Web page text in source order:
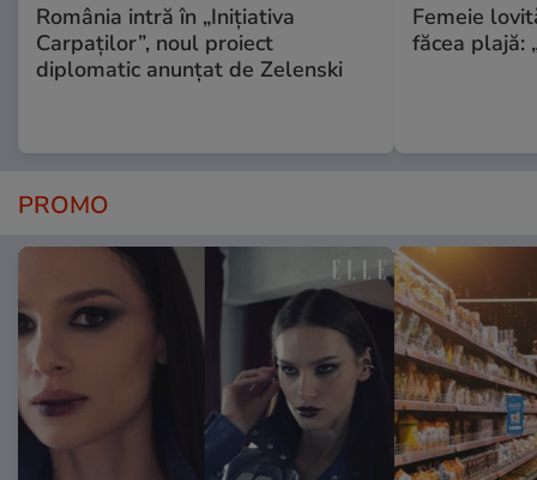
România intră în „Inițiativa
Carpaților”, noul proiect
diplomatic anunțat de Zelenski
Femeie
făcea plajă:
PROMO